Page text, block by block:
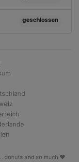
geschlossen
donuts and so much ♥